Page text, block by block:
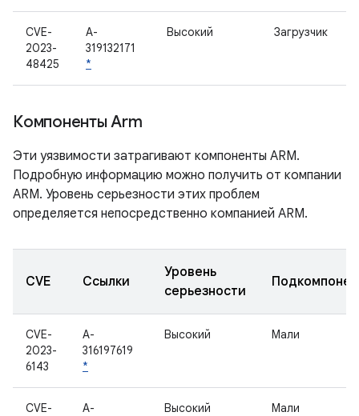
CVE-
2023-
48425
A-
319132171
*
Высокий Загрузчик
Компоненты Arm
Эти уязвимости затрагивают компоненты ARM.
Подробную информацию можно получить от компании
ARM. Уровень серьезности этих проблем
определяется непосредственно компанией ARM.
CVE Ссылки
Уровень
серьезности
CVE-
2023-
6143
A-
316197619
*
Высокий Мали
CVE-
A-
Высокий Мали